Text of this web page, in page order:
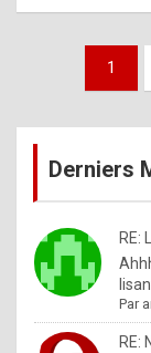
Pagination
1
Derniers
RE:
Par
RE: